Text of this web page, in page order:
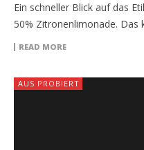
Ein schneller Blick auf das
50% Zitronenlimonade. Das
READ MORE
AUS PROBIERT